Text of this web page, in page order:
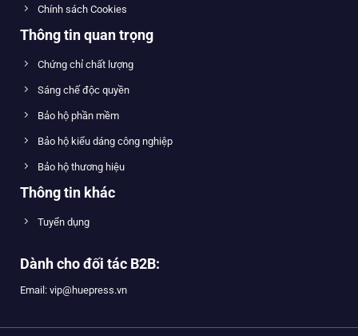
Chính sách Cookies
Thông tin quan trọng
Chứng chỉ chất lượng
Sáng chế độc quyền
Bảo hộ phần mềm
Bảo hộ kiểu dáng công nghiệp
Bảo hộ thương hiệu
Thông tin khác
Tuyển dụng
Dành cho đối tác B2B:
Email: vip@huepress.vn